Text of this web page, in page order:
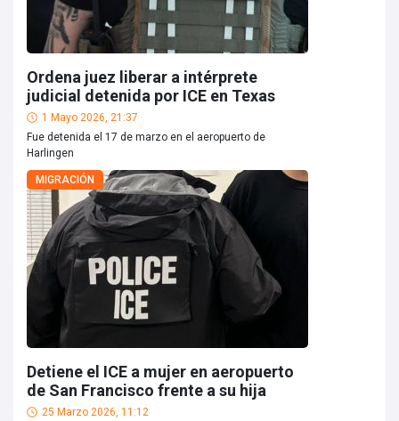
Ordena juez liberar a intérprete
judicial detenida por ICE en Texas
1 Mayo 2026, 21:37
Fue detenida el 17 de marzo en el aeropuerto de
Harlingen
MIGRACIÓN
Detiene el ICE a mujer en aeropuerto
de San Francisco frente a su hija
25 Marzo 2026, 11:12